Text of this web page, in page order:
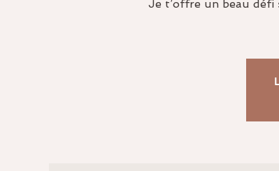
Je t’offre un beau défi